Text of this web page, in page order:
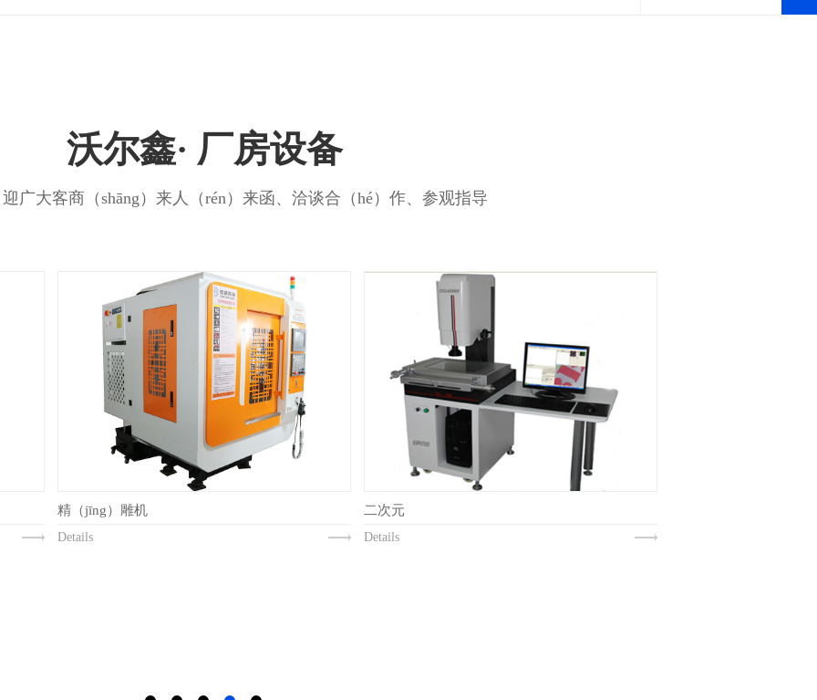
沃尔鑫· 厂房设备
广大客商（shāng）来人（rén）来函、洽谈合（hé）作、参观指导